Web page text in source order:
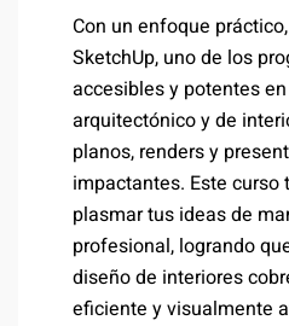
Con un enfoque
SketchUp, uno de los
accesibles y potentes
arquitectónico y de
planos, renders y
impactantes. Este curso
plasmar tus ideas de
profesional, logrando
diseño de interiores
eficiente y visualmente